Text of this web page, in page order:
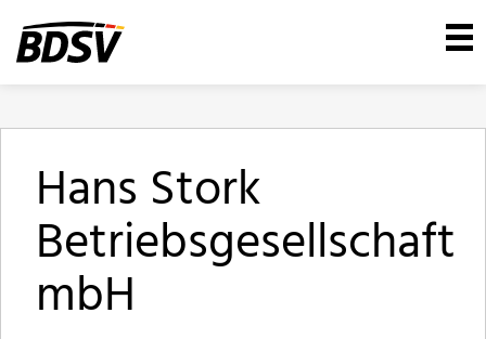
Hans Stork
Betriebsgesellschaft
mbH